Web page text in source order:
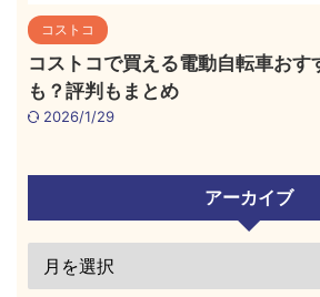
コストコ
コストコで買える電動自転車お
も？評判もまとめ
2026/1/29
アーカイブ